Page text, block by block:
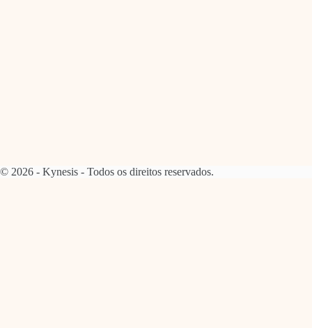
© 2026 - Kynesis - Todos os direitos reservados.